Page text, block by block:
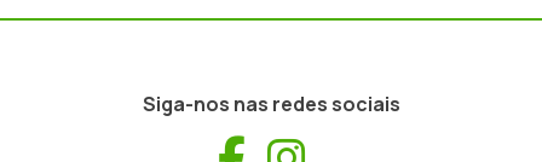
Siga-nos nas redes sociais